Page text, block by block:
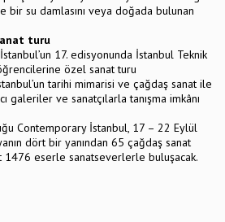
bir su damlasını veya doğada bulunan
turu
17. edisyonunda İstanbul Teknik
özel sanat turu
tarihi mimarisi ve çağdaş sanat ile
galeriler ve sanatçılarla tanışma imkânı
Contemporary İstanbul, 17 – 22 Eylül
dört bir yanından 65 çağdaş sanat
1476 eserle sanatseverlerle buluşacak.